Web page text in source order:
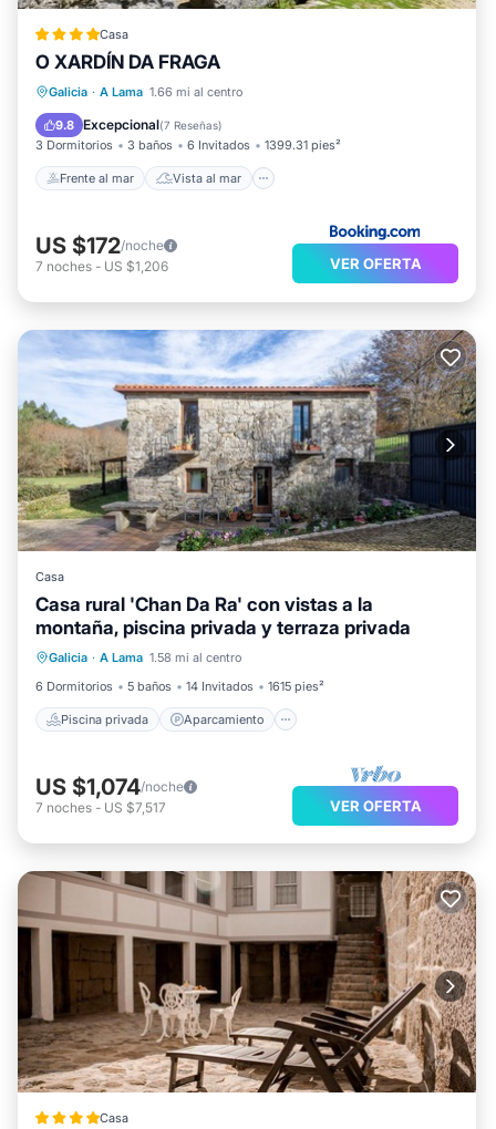
Casa
O XARDÍN DA FRAGA
Galicia · A Lama 1.66 mi al centro
9.8 Excepcional(7 Reseñas)
3 Dormitorios 3 baños 6 Invitados 1399.31 pies²
Frente al mar Vista al mar
Frente al mar
Vista al mar
Balcón/Terraza
US $172/noche
7 noches - US $1,206 VER OFERTA
Casa
Casa rural 'Chan Da Ra' con vistas a la
montaña, piscina privada y terraza privada
Galicia · A Lama 1.58 mi al centro
6 Dormitorios
5 baños 14 Invitados 1615 pies²
Piscina privada Aparcamiento
Piscina privada
Aparcamiento
Piscina
Balcón/Terraza
US $1,074/noche
7 noches - US $7,517 VER OFERTA
Casa